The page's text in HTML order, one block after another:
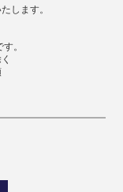
します。
。